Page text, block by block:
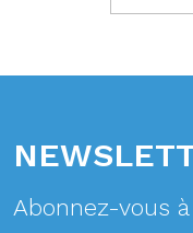
Abonnez-vous